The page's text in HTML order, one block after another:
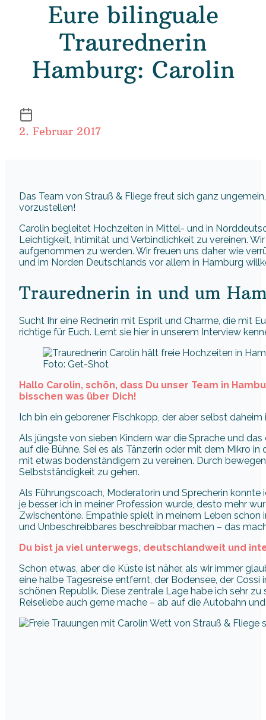
Eure bilinguale
Traurednerin
Hamburg: Carolin
2. Februar 2017
Das Team von Strauß & Fliege freut sich ganz
vorzustellen!
Carolin begleitet Hochzeiten in Mittel- und in
Leichtigkeit, Intimität und Verbindlichkeit zu vereinen.
aufgenommen zu werden. Wir freuen uns daher wie
und im Norden Deutschlands vor allem in Hamburg
Traurednerin in und um
Sucht Ihr eine Rednerin mit Esprit und Charme, die mit
richtige für Euch. Lernt sie hier in unserem Interview
Foto: Get-Shot
Hallo Carolin, schön, dass Du unser Team in
bisschen was über Dich!
Ich bin ein geborener Fischkopp, der aber selbst
Als jüngste von sieben Kindern war die Sprache und
auf die Bühne. Sei es als Tänzerin oder mit dem Mikro
mit etwas bodenständigem zu vereinen. Durch
Selbstständigkeit zu gehen.
Als Führungscoach, Moderatorin und Sprecherin
je besser ich in meiner Profession wurde, desto mehr
Zwischentöne. Empathie spielt in meinem Leben schon
und Unbeschreibbares beschreibbar machen – das
Du bist ja viel unterwegs, deutschlandweit und
Schon etwas, aber die Küste ist näher, als wir immer
eine halbe Tagesreise entfernt, der Bodensee, der
schönen Republik. Diese zentrale Lage habe ich sehr
Reiseliebe auch gerne mache – ab auf die Autobahn